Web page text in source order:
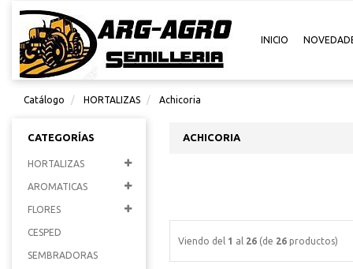
INICIO
Catálogo HORTALIZAS Achicoria
CATEGORÍAS
HORTALIZAS
AROMATICAS
FLORES
CESPED
SEMBRADORAS
ACHICORIA
Viendo del 1 al 26 (de 26 productos)